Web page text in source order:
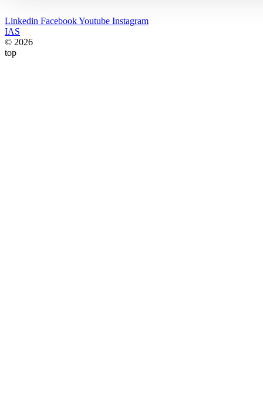
Linkedin FacebookYoutube Instagram
IAS
© 2026
top